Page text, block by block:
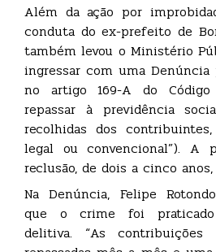
Além da ação por
conduta do ex-prefeito de
também levou o Ministério
ingressar com uma
no artigo 169-A do Código
repassar à previdência
recolhidas dos
legal ou convencional”). A
reclusão, de dois a cinco
Na Denúncia, Felipe
que o crime foi
delitiva. “As